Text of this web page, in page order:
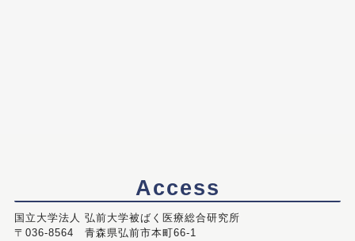
Access
国立大学法人 弘前大学被ばく医療総合研究所
〒036-8564 青森県弘前市本町66-1